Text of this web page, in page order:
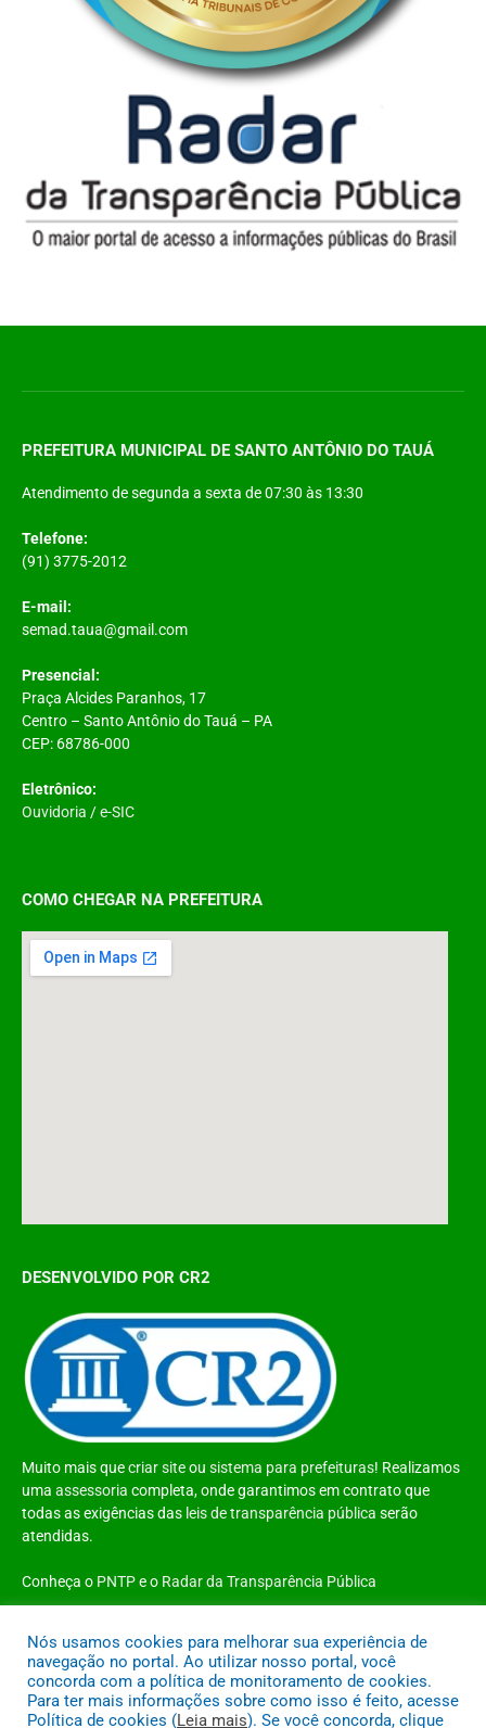
PREFEITURA MUNICIPAL DE SANTO ANTÔNIO DO TAUÁ
Atendimento de segunda a sexta de 07:30 às 13:30
Telefone:
(91) 3775-2012
E-mail:
semad.taua@gmail.com
Presencial:
Praça Alcides Paranhos, 17
Centro – Santo Antônio do Tauá – PA
CEP: 68786-000
Eletrônico:
Ouvidoria /e-SIC
COMO CHEGAR NA PREFEITURA
DESENVOLVIDO POR CR2
Muito mais quecriar siteou sistema para prefeituras! Realizamos
uma assessoria completa, onde garantimos em contrato que
todas as exigências das leis de transparência pública serão
atendidas.
Conheça o PNTPe o Radar da Transparência Pública
Todos os direitos reservados a Prefeitura Municipal de Santo Antônio do
Tauá
Nós usamos cookies para melhorar sua experiência de
navegação no portal. Ao utilizar nosso portal, você
concorda com a política de monitoramento de cookies.
Para ter mais informações sobre como isso é feito, acesse
Política de cookies (Leia mais). Se você concorda, clique